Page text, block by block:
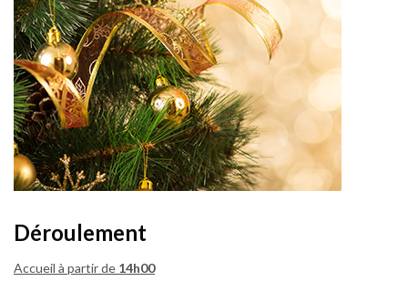
Déroulement
Accueil à partir de 14h00